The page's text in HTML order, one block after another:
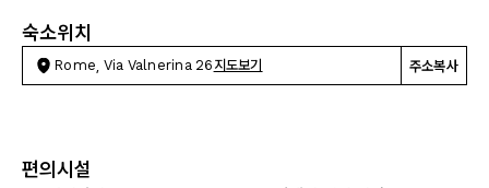
숙소위치
Rome, Via Valnerina 26 지도보기 주소복사
편의시설